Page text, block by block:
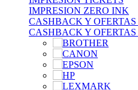
IMPRESION ZERO INK
CASHBACK Y
CASHBACK Y OFERTAS